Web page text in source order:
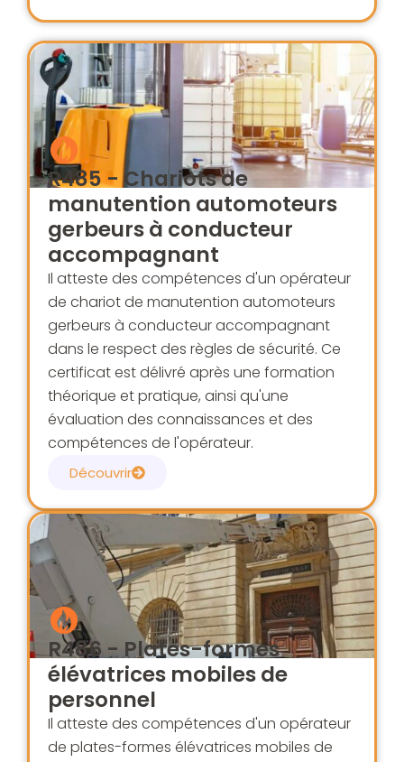
R485 - Chariots de
manutention automoteurs
gerbeurs à conducteur
accompagnant
Il atteste des compétences d'un opérateur
de chariot de manutention automoteurs
gerbeurs à conducteur accompagnant
dans le respect des règles de sécurité. Ce
certificat est délivré après une formation
théorique et pratique, ainsi qu'une
évaluation des connaissances et des
compétences de l'opérateur.
Découvrir
R486 - Plates-formes
élévatrices mobiles de
personnel
Il atteste des compétences d'un opérateur
de plates-formes élévatrices mobiles de